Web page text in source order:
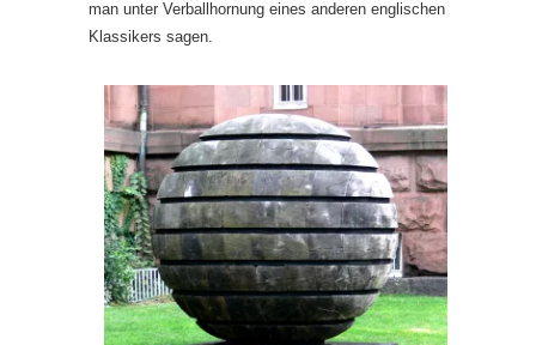
man unter Verballhornung eines anderen englischen
Klassikers sagen.